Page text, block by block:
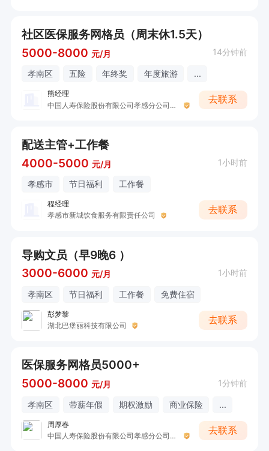
社区医保服务网格员（周末休1.5天）
5000-8000 元/月 14分钟前
孝南区 五险 年终奖 年度旅游 ...
熊经理
中国人寿保险股份有限公司孝感分公司营业部开发区营销服务部（熊云航）
去联系
配送主管+工作餐
4000-5000 元/月 1小时前
孝感市 节日福利 工作餐
程经理
孝感市新城饮食服务有限责任公司
去联系
导购文员（早9晚6 ）
3000-6000 元/月 1小时前
孝南区 节日福利 工作餐 免费住宿
彭梦黎
湖北巴堡丽科技有限公司
去联系
医保服务网格员5000+
5000-8000 元/月 1分钟前
孝南区 带薪年假 期权激励 商业保险 ...
周厚春
中国人寿保险股份有限公司孝感分公司营业部开发区营销服务部
去联系